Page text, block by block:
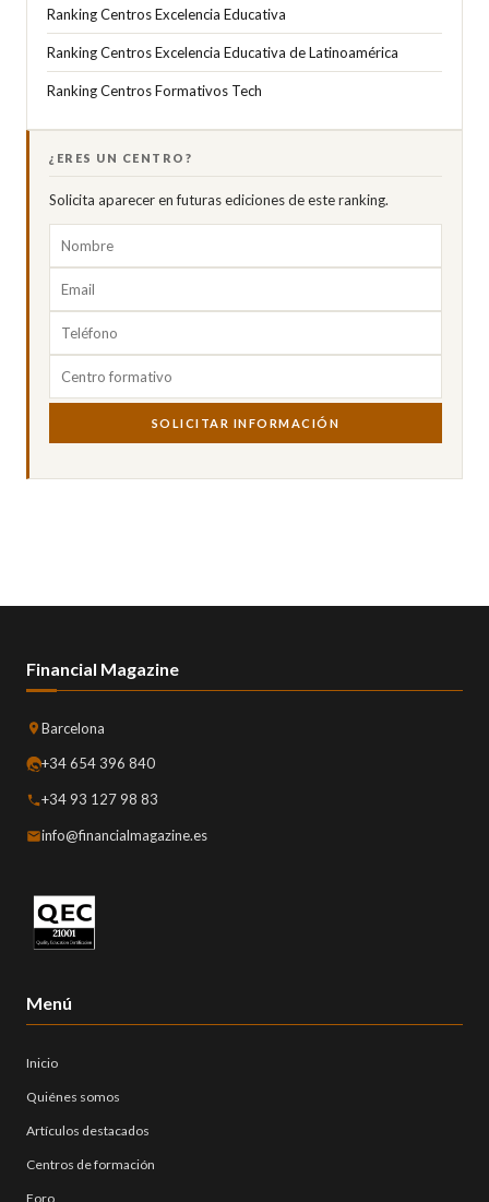
Ranking Centros Excelencia Educativa
Ranking Centros Excelencia Educativa de Latinoamérica
Ranking Centros Formativos Tech
¿ERES UN CENTRO?
Solicita aparecer en futuras ediciones de este ranking.
SOLICITAR INFORMACIÓN
Financial Magazine
Barcelona
+34 654 396 840
+34 93 127 98 83
info@financialmagazine.es
Menú
Inicio
Quiénes somos
Artículos destacados
Centros de formación
Foro